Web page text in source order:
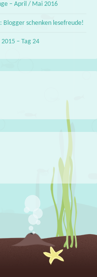
– April / Mai 2016
Blogger schenken lesefreude!
– Tag 24